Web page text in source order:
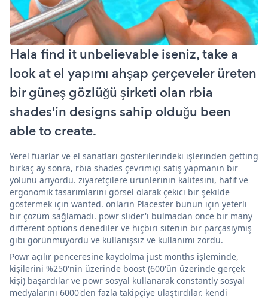
Hala find it unbelievable iseniz, take a
look at el yapımı ahşap çerçeveler üreten
bir güneş gözlüğü şirketi olan rbia
shades'in designs sahip olduğu been
able to create.
Yerel fuarlar ve el sanatları gösterilerindeki işlerinden getting
birkaç ay sonra, rbia shades çevrimiçi satış yapmanın bir
yolunu arıyordu. ziyaretçilere ürünlerinin kalitesini, hafif ve
ergonomik tasarımlarını görsel olarak çekici bir şekilde
göstermek için wanted. onların Placester bunun için yeterli
bir çözüm sağlamadı. powr slider'ı bulmadan önce bir many
different options denediler ve hiçbiri sitenin bir parçasıymış
gibi görünmüyordu ve kullanışsız ve kullanımı zordu.
Powr açılır penceresine kaydolma just months işleminde,
kişilerini %250'nin üzerinde boost (600'ün üzerinde gerçek
kişi) başardılar ve powr sosyal kullanarak constantly sosyal
medyalarını 6000'den fazla takipçiye ulaştırdılar. kendi